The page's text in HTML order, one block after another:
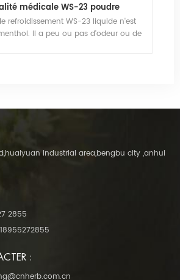
WS-23 Pour Candy and Gum
Notre Agent de refroidissement WS-23
pas dérivé de menthol. Il a peu ou pas
industrial area,bengbu city ,anhui
2855
: